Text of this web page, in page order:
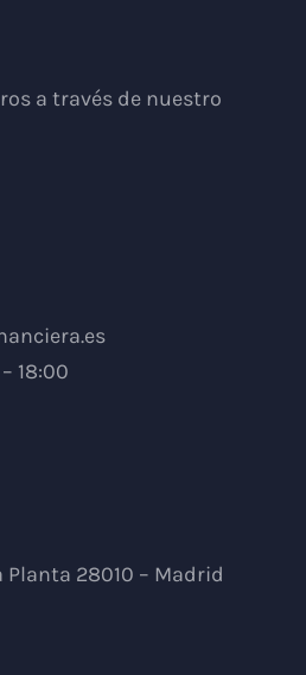
a través de nuestro
18:00
Planta 28010 – Madrid